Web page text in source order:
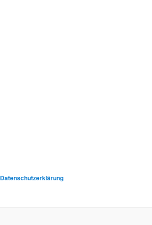
Datenschutzerklärung